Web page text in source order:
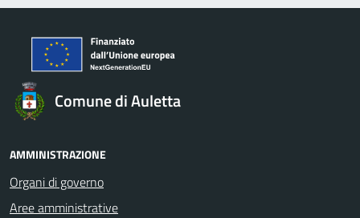
Comune di Auletta
AMMINISTRAZIONE
Organi di governo
Aree amministrative